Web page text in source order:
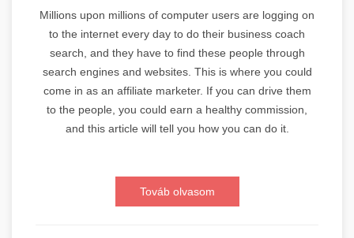
Millions upon millions of computer users are logging on
to the internet every day to do their business coach
search, and they have to find these people through
search engines and websites. This is where you could
come in as an affiliate marketer. If you can drive them
to the people, you could earn a healthy commission,
and this article will tell you how you can do it.
Továb olvasom